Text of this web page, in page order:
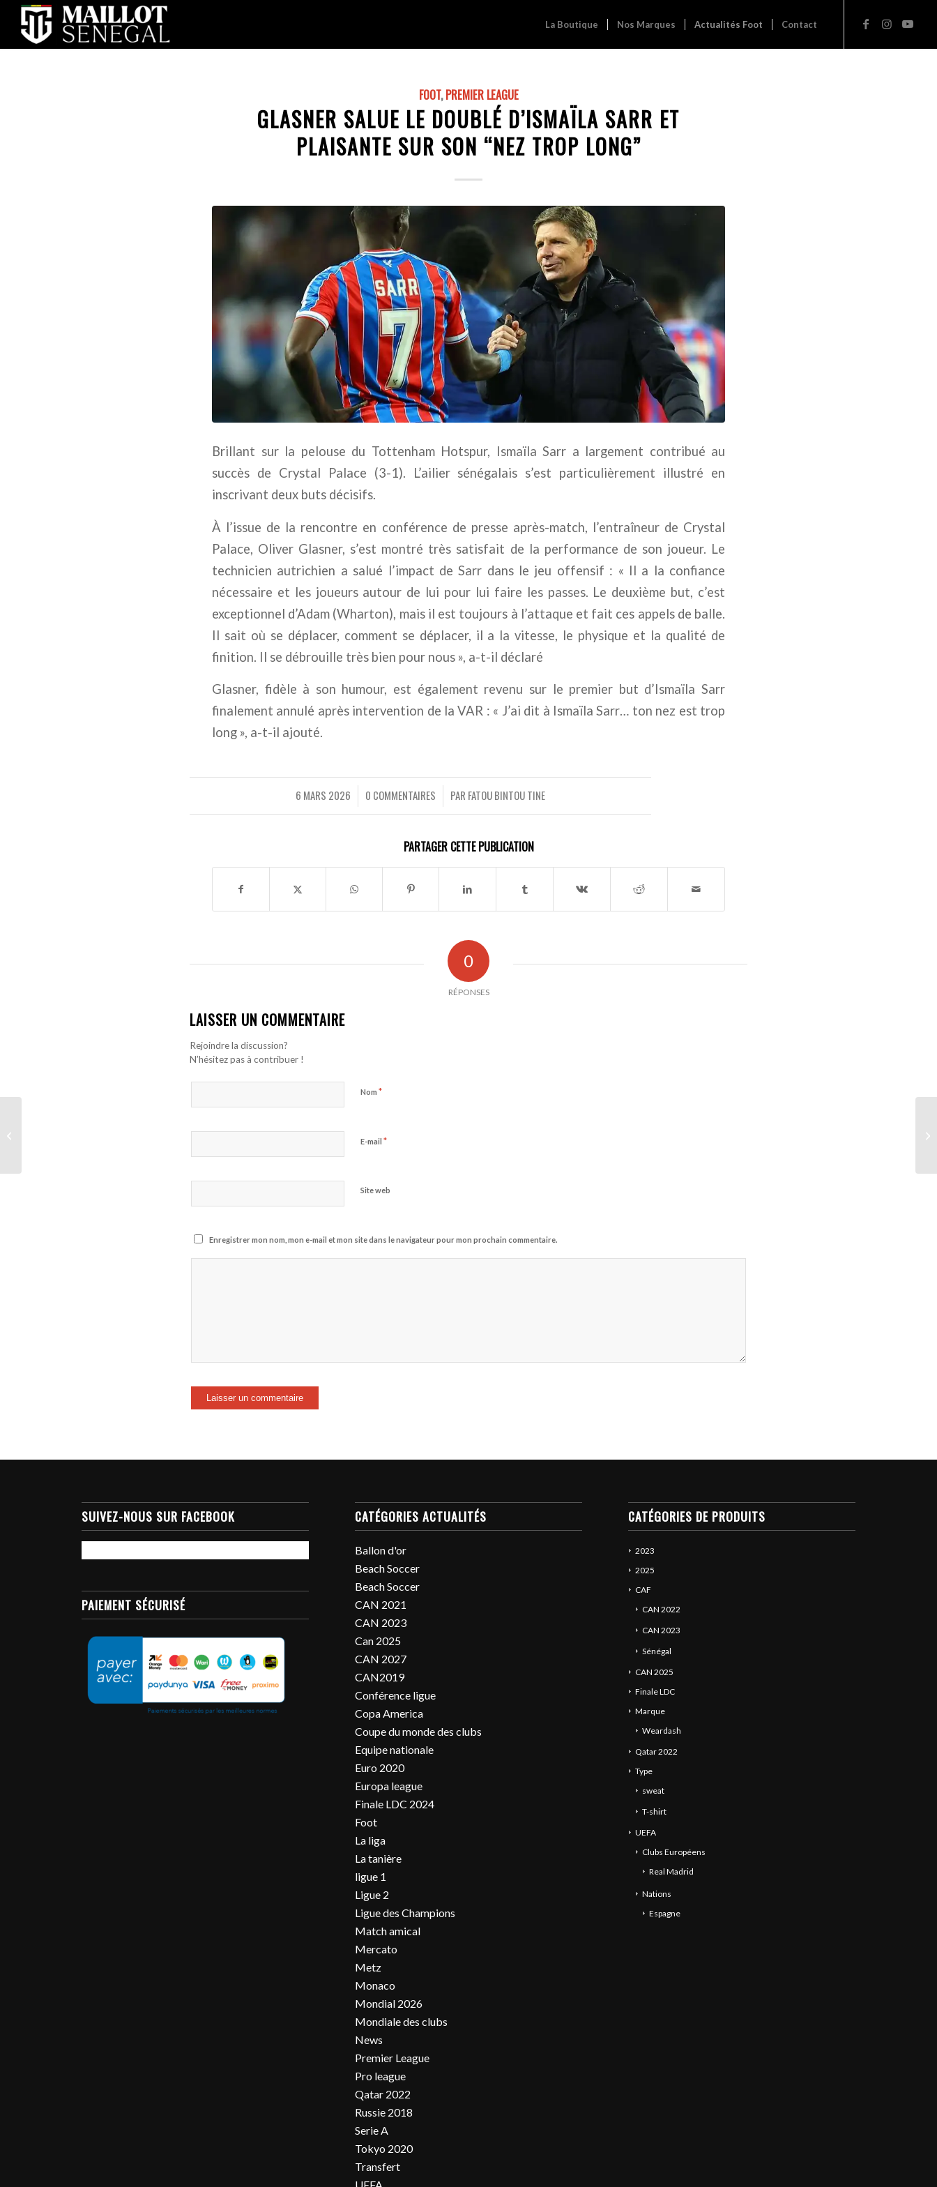
La Boutique Nos Marques Actualités Foot Contact
FOOT,PREMIER LEAGUE
GLASNER SALUE LE DOUBLÉ D’ISMAÏLA SARR ET
PLAISANTE SUR SON “NEZ TROP LONG”
Brillant sur la pelouse du Tottenham Hotspur, Ismaïla Sarr a largement contribué au
succès de Crystal Palace (3-1). L’ailier sénégalais s’est particulièrement illustré en
inscrivant deux buts décisifs.
À l’issue de la rencontre en conférence de presse après-match, l’entraîneur de Crystal
Palace, Oliver Glasner, s’est montré très satisfait de la performance de son joueur. Le
technicien autrichien a salué l’impact de Sarr dans le jeu offensif : « Il a la confiance
nécessaire et les joueurs autour de lui pour lui faire les passes. Le deuxième but, c’est
exceptionnel d’Adam (Wharton), mais il est toujours à l’attaque et fait ces appels de balle.
Il sait où se déplacer, comment se déplacer, il a la vitesse, le physique et la qualité de
finition. Il se débrouille très bien pour nous », a-t-il déclaré
Glasner, fidèle à son humour, est également revenu sur le premier but d’Ismaïla Sarr
finalement annulé après intervention de la VAR : « J’ai dit à Ismaïla Sarr… ton nez est trop
long », a-t-il ajouté.
6 MARS 2026
/ 0 COMMENTAIRES
/ PAR FATOU BINTOU TINE
PARTAGER CETTE PUBLICATION
0
RÉPONSES
LAISSER UN COMMENTAIRE
Rejoindre la discussion?
N’hésitez pas à contribuer !
Nom *
E-mail *
Site web
Enregistrer mon nom, mon e-mail et mon site dans le navigateur pour mon prochain commentaire.
SUIVEZ-NOUS SUR FACEBOOK
PAIEMENT SÉCURISÉ
CATÉGORIES ACTUALITÉS
Ballon d'or
Beach Soccer
Beach Soccer
CAN 2021
CAN 2023
Can 2025
CAN 2027
CAN2019
Conférence ligue
Copa America
Coupe du monde des clubs
Equipe nationale
Euro 2020
Europa league
Finale LDC 2024
Foot
La liga
La tanière
ligue 1
Ligue 2
Ligue des Champions
Match amical
Mercato
Metz
Monaco
Mondial 2026
Mondiale des clubs
News
Premier League
Pro league
Qatar 2022
Russie 2018
Serie A
Tokyo 2020
Transfert
CATÉGORIES DE PRODUITS
2023
2025
CAF
CAN 2022
CAN 2023
Sénégal
CAN 2025
Finale LDC
Marque
Weardash
Qatar 2022
Type
sweat
T-shirt
UEFA
Clubs Européens
Real Madrid
Nations
Espagne